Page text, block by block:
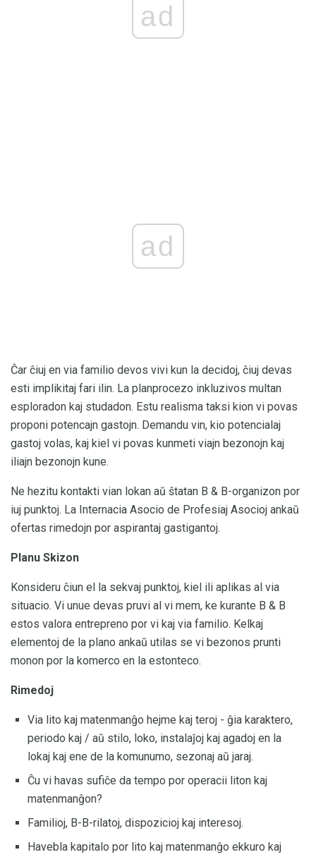
ad
ad
Ĉar ĉiuj en via familio devos vivi kun la decidoj, ĉiuj devas
esti implikitaj fari ilin. La planprocezo inkluzivos multan
esploradon kaj studadon. Estu realisma taksi kion vi povas
proponi potencajn gastojn. Demandu vin, kio potencialaj
gastoj volas, kaj kiel vi povas kunmeti viajn bezonojn kaj
iliajn bezonojn kune.
Ne hezitu kontakti vian lokan aŭ ŝtatan B & B-organizon por
iuj punktoj. La Internacia Asocio de Profesiaj Asocioj ankaŭ
ofertas rimedojn por aspirantaj gastigantoj.
Planu Skizon
Konsideru ĉiun el la sekvaj punktoj, kiel ili aplikas al via
situacio. Vi unue devas pruvi al vi mem, ke kurante B & B
estos valora entrepreno por vi kaj via familio. Kelkaj
elementoj de la plano ankaŭ utilas se vi bezonos prunti
monon por la komerco en la estonteco.
Rimedoj
Via lito kaj matenmanĝo hejme kaj teroj - ĝia karaktero,
periodo kaj / aŭ stilo, loko, instalaĵoj kaj agadoj en la
lokaj kaj ene de la komunumo, sezonaj aŭ jaraj.
Ĉu vi havas sufiĉe da tempo por operacii liton kaj
matenmanĝon?
Familioj, B-B-rilatoj, dispozicioj kaj interesoj.
Havebla kapitalo por lito kaj matenmanĝo ekkuro kaj